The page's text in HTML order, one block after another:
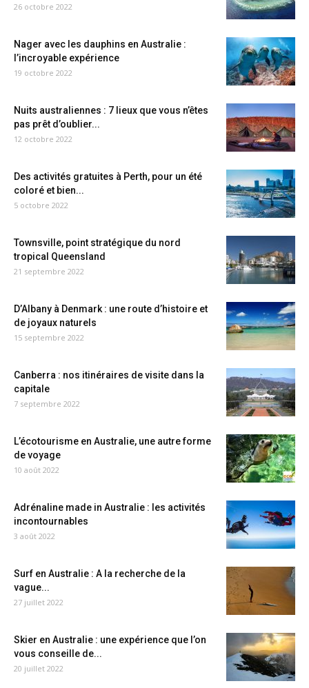
26 octobre 2022
Nager avec les dauphins en Australie :
l’incroyable expérience
19 octobre 2022
Nuits australiennes : 7 lieux que vous n’êtes
pas prêt d’oublier...
12 octobre 2022
Des activités gratuites à Perth, pour un été
coloré et bien...
5 octobre 2022
Townsville, point stratégique du nord
tropical Queensland
21 septembre 2022
D’Albany à Denmark : une route d’histoire et
de joyaux naturels
15 septembre 2022
Canberra : nos itinéraires de visite dans la
capitale
7 septembre 2022
L’écotourisme en Australie, une autre forme
de voyage
10 août 2022
Adrénaline made in Australie : les activités
incontournables
3 août 2022
Surf en Australie : A la recherche de la
vague...
27 juillet 2022
Skier en Australie : une expérience que l’on
vous conseille de...
20 juillet 2022